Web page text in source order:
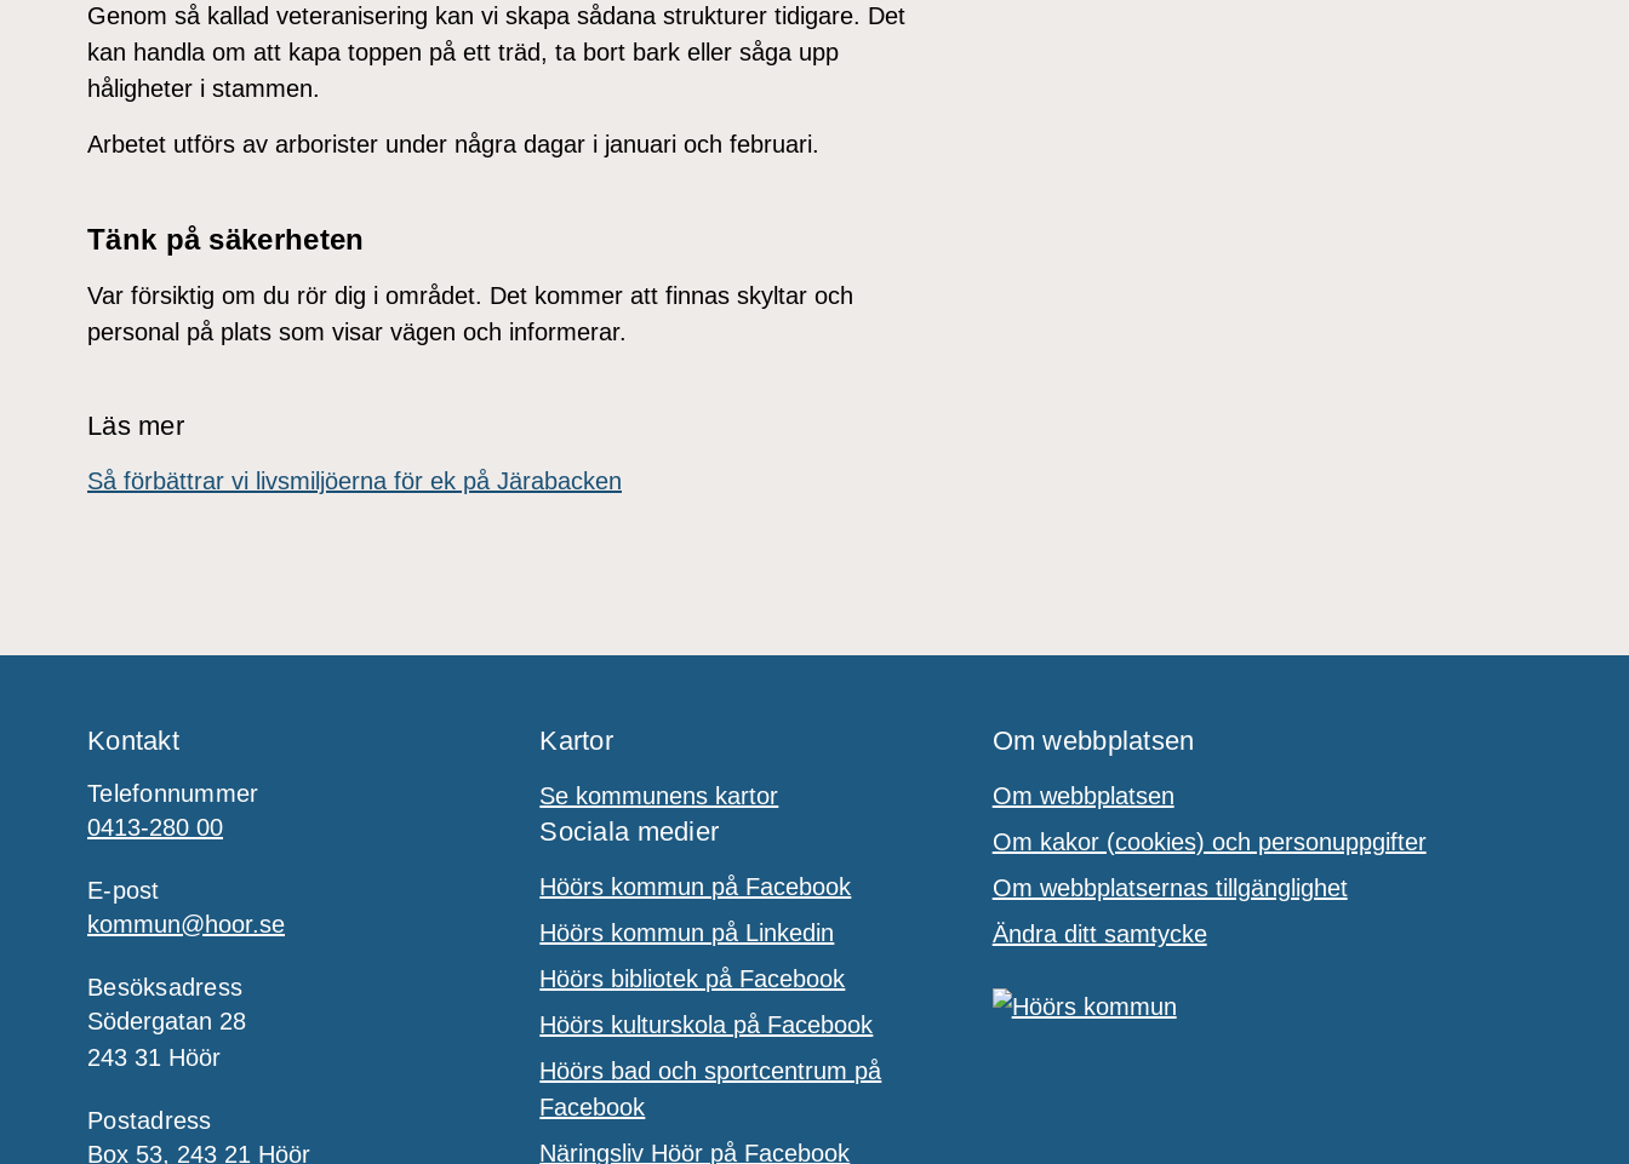
Genom så kallad veteranisering kan vi skapa sådana strukturer tidigare. Det
kan handla om att kapa toppen på ett träd, ta bort bark eller såga upp
håligheter i stammen.
Arbetet utförs av arborister under några dagar i januari och februari.
Tänk på säkerheten
Var försiktig om du rör dig i området. Det kommer att finnas skyltar och
personal på plats som visar vägen och informerar.
Läs mer
Så förbättrar vi livsmiljöerna för ek på Järabacken
Kontakt
Telefonnummer
0413-280 00
E-post
kommun@hoor.se
Besöksadress
Södergatan 28
243 31 Höör
Postadress
Box 53, 243 21 Höör
Kartor
Se kommunens kartor
Sociala medier
Höörs kommun på Facebook
Höörs kommun på Linkedin
Höörs bibliotek på Facebook
Höörs kulturskola på Facebook
Höörs bad och sportcentrum på
Facebook
Näringsliv Höör på Facebook
Om webbplatsen
Om webbplatsen
Om kakor (cookies) och personuppgifter
Om webbplatsernas tillgänglighet
Ändra ditt samtycke